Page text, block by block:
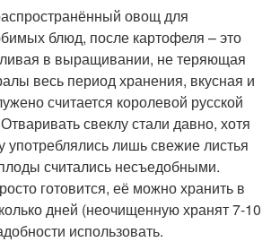
овощ для
блюд, после картофеля – это
в выращивании, не теряющая
весь период хранения, вкусная и
считается королевой русской
свеклу стали давно, хотя
употреблялись лишь свежие листья
считались несъедобными.
готовится, её можно хранить в
дней (неочищенную хранят 7-10
использовать.